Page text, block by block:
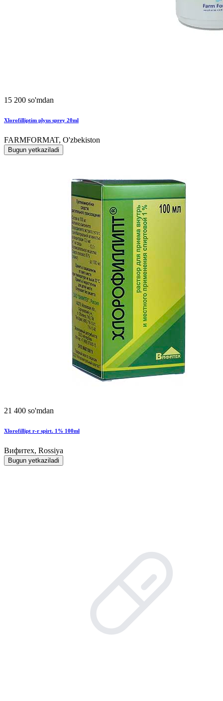
15 200 so'mdan
Xlorofilliptim plyus sprey 20ml
FARMFORMAT, O'zbekiston
Bugun yetkaziladi
21 400 so'mdan
Xlorofillipt r-r spirt. 1% 100ml
Вифитех, Rossiya
Bugun yetkaziladi